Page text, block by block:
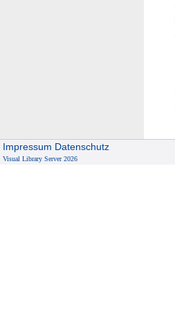
Impressum Datenschutz
Visual Library Server 2026